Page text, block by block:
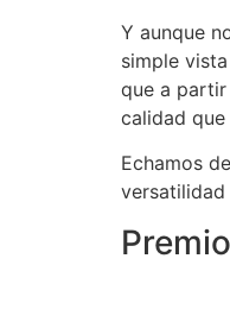
Y aunque
simple
que a partir
calidad que
Echamos
versatilidad